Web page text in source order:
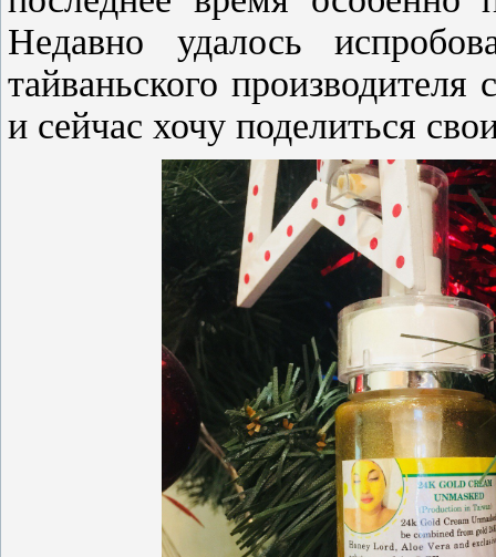
Недавно удалось
тайваньского
и сейчас хочу поделиться